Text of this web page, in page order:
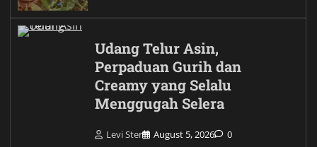
Udang Telur Asin,
Perpaduan Gurih dan
Creamy yang Selalu
Menggugah Selera
Levi Ster August 5, 2026 0